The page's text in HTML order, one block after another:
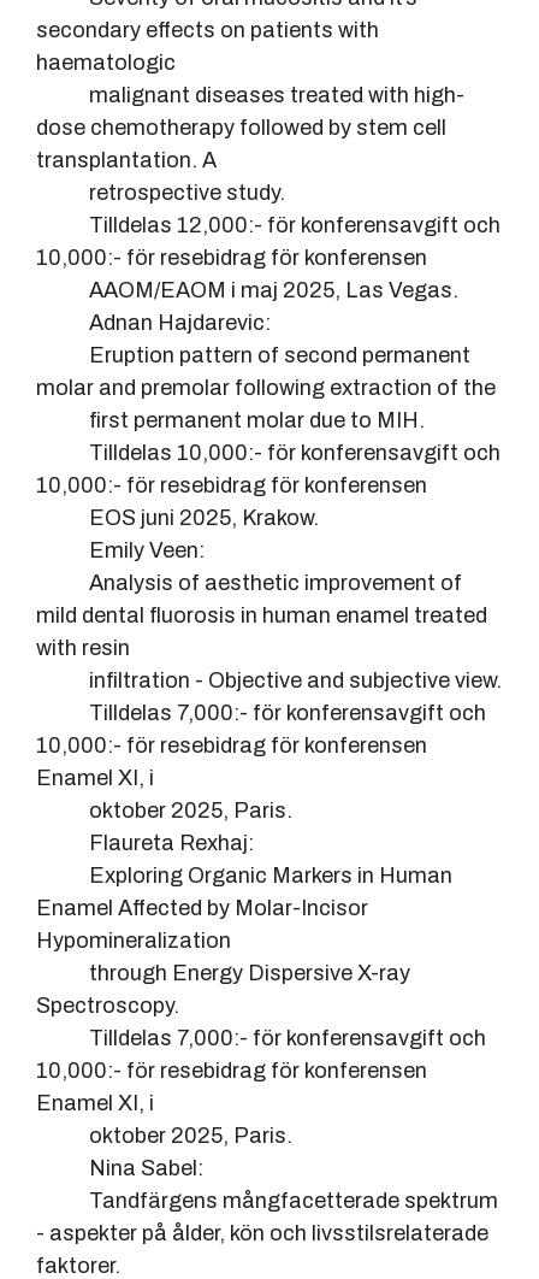
secondary effects on patients with
haematologic
malignant diseases treated with high-
dose chemotherapy followed by stem cell
transplantation. A
retrospective study.
Tilldelas 12,000:- för konferensavgift och
10,000:- för resebidrag för konferensen
AAOM/EAOM i maj 2025, Las Vegas.
Adnan Hajdarevic:
Eruption pattern of second permanent
molar and premolar following extraction of the
first permanent molar due to MIH.
Tilldelas 10,000:- för konferensavgift och
10,000:- för resebidrag för konferensen
EOS juni 2025, Krakow.
Emily Veen:
Analysis of aesthetic improvement of
mild dental fluorosis in human enamel treated
with resin
infiltration - Objective and subjective view.
Tilldelas 7,000:- för konferensavgift och
10,000:- för resebidrag för konferensen
Enamel XI, i
oktober 2025, Paris.
Flaureta Rexhaj:
Exploring Organic Markers in Human
Enamel Affected by Molar-Incisor
Hypomineralization
through Energy Dispersive X-ray
Spectroscopy.
Tilldelas 7,000:- för konferensavgift och
10,000:- för resebidrag för konferensen
Enamel XI, i
oktober 2025, Paris.
Nina Sabel:
Tandfärgens mångfacetterade spektrum
- aspekter på ålder, kön och livsstilsrelaterade
faktorer.